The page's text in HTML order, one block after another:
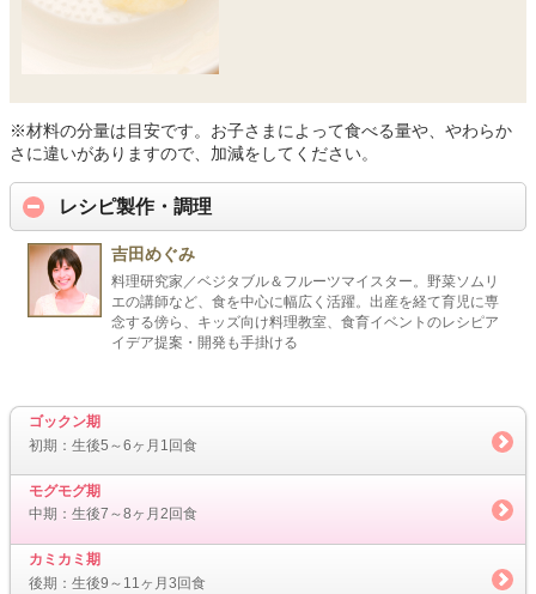
※材料の分量は目安です。お子さまによって食べる量や、やわらか
さに違いがありますので、加減をしてください。
レシピ製作・調理
吉田めぐみ
料理研究家／ベジタブル＆フルーツマイスター。野菜ソムリ
エの講師など、食を中心に幅広く活躍。出産を経て育児に専
念する傍ら、キッズ向け料理教室、食育イベントのレシピア
イデア提案・開発も手掛ける
ゴックン期
初期：生後5～6ヶ月1回食
モグモグ期
中期：生後7～8ヶ月2回食
カミカミ期
後期：生後9～11ヶ月3回食